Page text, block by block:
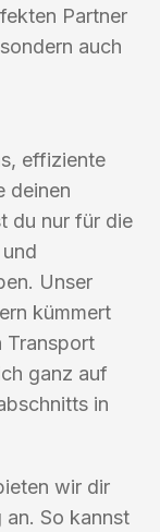
Partner
auch
effiziente
deinen
du nur für die
Unser
kümmert
Transport
ganz auf
in
wir dir
So kannst